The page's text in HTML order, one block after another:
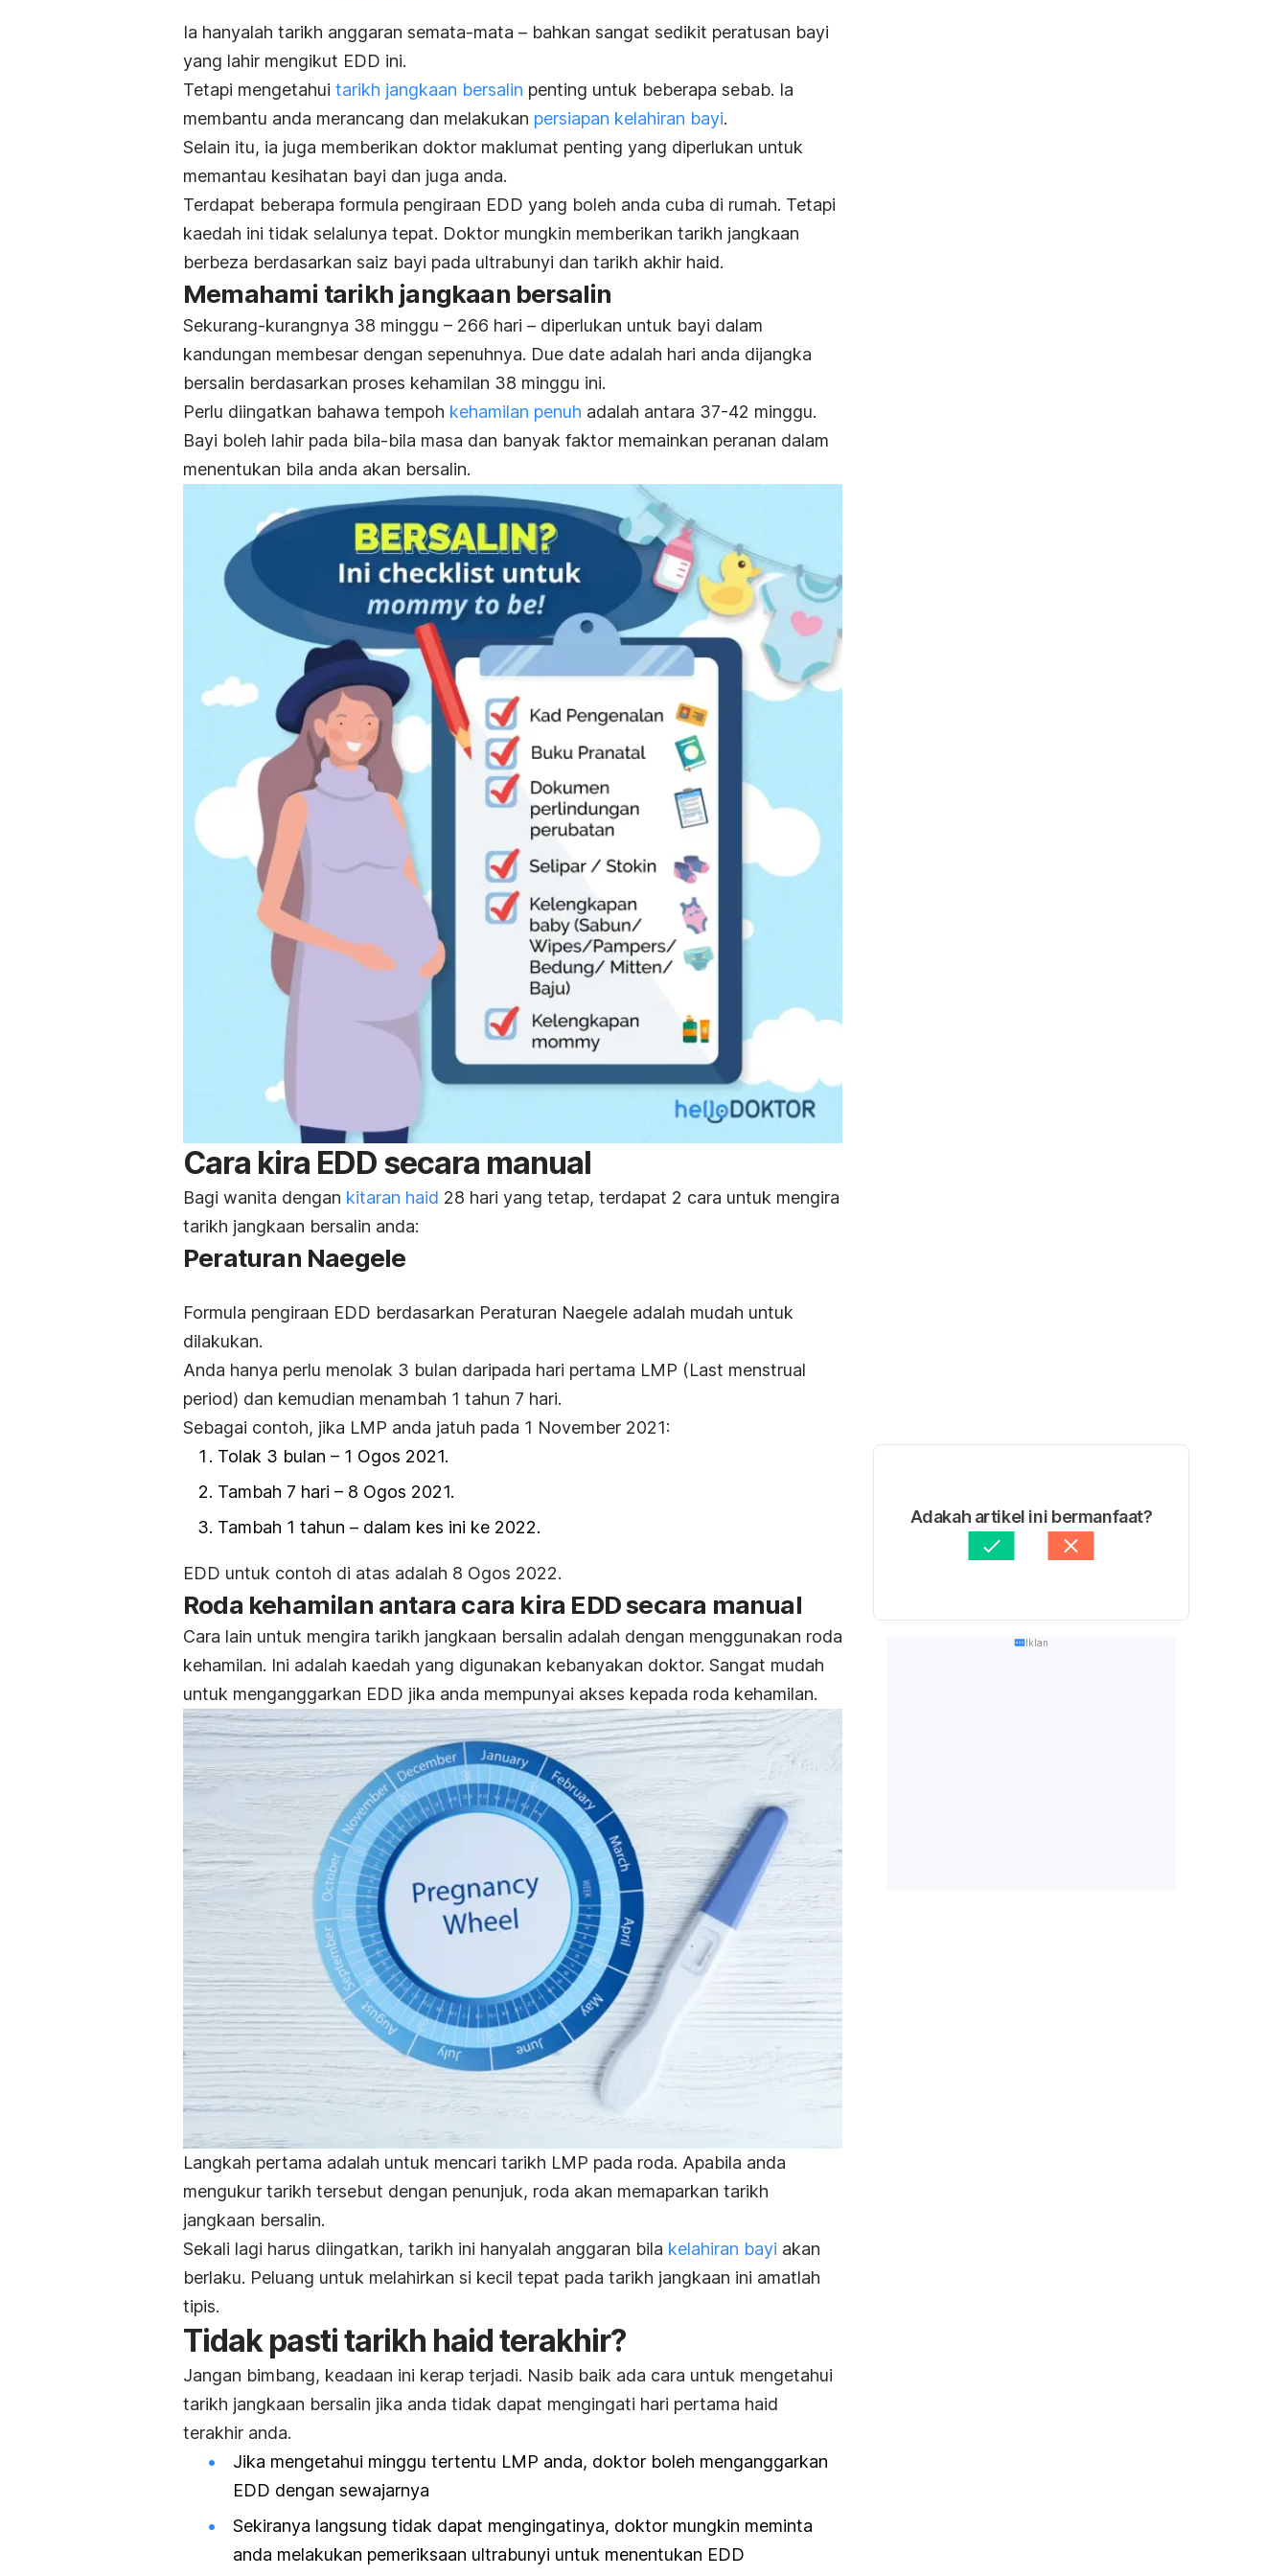
Ia hanyalah tarikh anggaran semata-mata – bahkan sangat sedikit peratusan bayi
yang lahir mengikut EDD ini.
Tetapi mengetahui tarikh jangkaan bersalin penting untuk beberapa sebab. Ia
membantu anda merancang dan melakukan persiapan kelahiran bayi.
Selain itu, ia juga memberikan doktor maklumat penting yang diperlukan untuk
memantau kesihatan bayi dan juga anda.
Terdapat beberapa formula pengiraan EDD yang boleh anda cuba di rumah. Tetapi
kaedah ini tidak selalunya tepat. Doktor mungkin memberikan tarikh jangkaan
berbeza berdasarkan saiz bayi pada ultrabunyi dan tarikh akhir haid.
Memahami tarikh jangkaan bersalin
Sekurang-kurangnya 38 minggu – 266 hari – diperlukan untuk bayi dalam
kandungan membesar dengan sepenuhnya. Due date adalah hari anda dijangka
bersalin berdasarkan proses kehamilan 38 minggu ini.
Perlu diingatkan bahawa tempoh kehamilan penuh adalah antara 37-42 minggu.
Bayi boleh lahir pada bila-bila masa dan banyak faktor memainkan peranan dalam
menentukan bila anda akan bersalin.
Cara kira EDD secara manual
Bagi wanita dengan kitaran haid 28 hari yang tetap, terdapat 2 cara untuk mengira
tarikh jangkaan bersalin anda:
Peraturan Naegele
Formula pengiraan EDD berdasarkan Peraturan Naegele adalah mudah untuk
dilakukan.
Anda hanya perlu menolak 3 bulan daripada hari pertama LMP (Last menstrual
period) dan kemudian menambah 1 tahun 7 hari.
Sebagai contoh, jika LMP anda jatuh pada 1 November 2021:
Tolak 3 bulan – 1 Ogos 2021.
Tambah 7 hari – 8 Ogos 2021.
Tambah 1 tahun – dalam kes ini ke 2022.
EDD untuk contoh di atas adalah 8 Ogos 2022.
Roda kehamilan antara cara kira EDD secara manual
Cara lain untuk mengira tarikh jangkaan bersalin adalah dengan menggunakan roda
kehamilan. Ini adalah kaedah yang digunakan kebanyakan doktor. Sangat mudah
untuk menganggarkan EDD jika anda mempunyai akses kepada roda kehamilan.
Langkah pertama adalah untuk mencari tarikh LMP pada roda. Apabila anda
mengukur tarikh tersebut dengan penunjuk, roda akan memaparkan tarikh
jangkaan bersalin.
Sekali lagi harus diingatkan, tarikh ini hanyalah anggaran bila kelahiran bayi akan
berlaku. Peluang untuk melahirkan si kecil tepat pada tarikh jangkaan ini amatlah
tipis.
Tidak pasti tarikh haid terakhir?
Jangan bimbang, keadaan ini kerap terjadi. Nasib baik ada cara untuk mengetahui
tarikh jangkaan bersalin jika anda tidak dapat mengingati hari pertama haid
terakhir anda.
Jika mengetahui minggu tertentu LMP anda, doktor boleh menganggarkan
EDD dengan sewajarnya
Sekiranya langsung tidak dapat mengingatinya, doktor mungkin meminta
anda melakukan pemeriksaan ultrabunyi untuk menentukan EDD
Adakah artikel ini bermanfaat?
Iklan